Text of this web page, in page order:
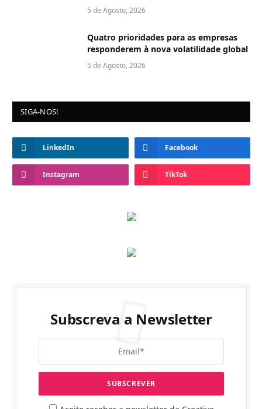
5 de Agosto, 2026
Quatro prioridades para as empresas
responderem à nova volatilidade global
5 de Agosto, 2026
SIGA-NOS!
LinkedIn Facebook
Instagram TikTok
Subscreva a Newsletter